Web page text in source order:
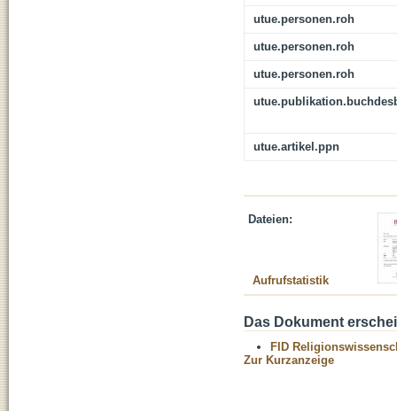
utue.personen.roh
utue.personen.roh
utue.personen.roh
utue.artikel.ppn
Dateien:
Aufrufstatistik
Das Dokument
FID
Zur Kurzanzeige